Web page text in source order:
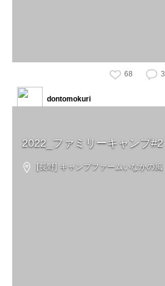
68 3
2022_ファミリーキャンプ#2
[長野] キャンプファームいなかの風
dontomokuri